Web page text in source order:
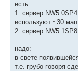
есть:
1. сервер
используют ~30
2. сервер
надо:
в свете
т.е. грубо говоря